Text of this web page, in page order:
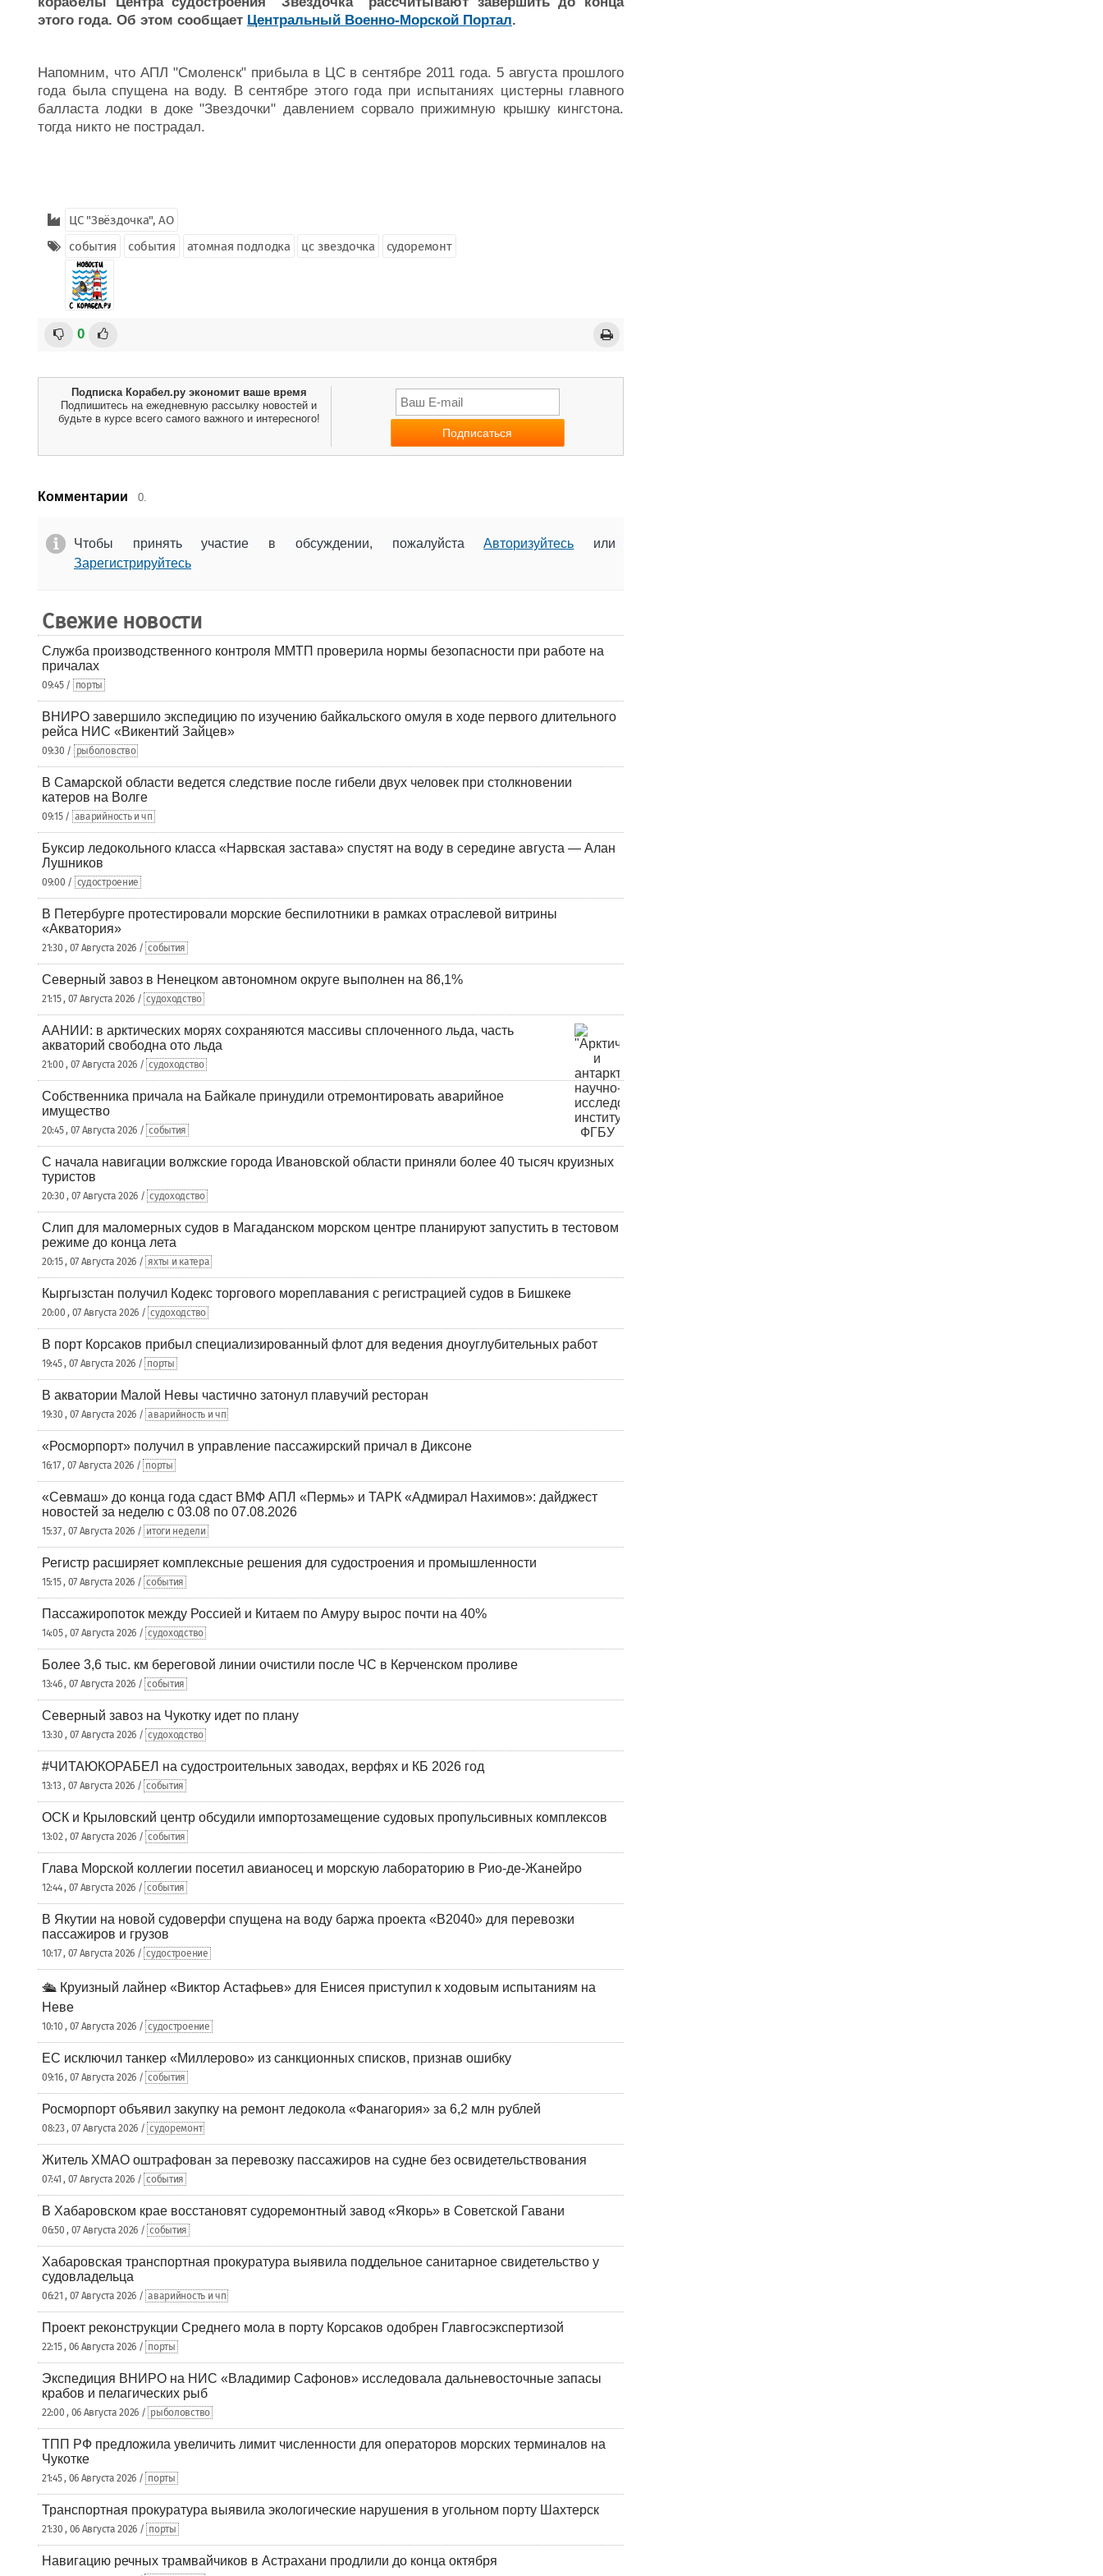
этого года. Об этом сообщает Центральный Военно-Морской Портал.
Напомним, что АПЛ "Смоленск" прибыла в ЦС в сентябре 2011 года. 5 августа прошлого
года была спущена на воду. В сентябре этого года при испытаниях цистерны главного
балласта лодки в доке "Звездочки" давлением сорвало прижимную крышку кингстона.
тогда никто не пострадал.
ЦС "Звёздочка", АО
события
события атомная подлодка цс звездочка судоремонт
0
Подписка Корабел.ру экономит ваше время
Подпишитесь на ежедневную рассылку новостей и
будьте в курсе всего самого важного и интересного!
Комментарии 0.
Чтобы принять участие в обсуждении, пожалуйстаАвторизуйтесь или
Зарегистрируйтесь
Свежие новости
Служба производственного контроля ММТП проверила нормы безопасности при работе на
причалах
09:45 / порты
ВНИРО завершило экспедицию по изучению байкальского омуля в ходе первого длительного
рейса НИС «Викентий Зайцев»
09:30 / рыболовство
В Самарской области ведется следствие после гибели двух человек при столкновении
катеров на Волге
09:15 / аварийность и чп
Буксир ледокольного класса «Нарвская застава» спустят на воду в середине августа — Алан
Лушников
09:00 / судостроение
В Петербурге протестировали морские беспилотники в рамках отраслевой витрины
«Акватория»
21:30 , 07 Августа 2026 / события
Северный завоз в Ненецком автономном округе выполнен на 86,1%
21:15 , 07 Августа 2026 / судоходство
ААНИИ: в арктических морях сохраняются массивы сплоченного льда, часть
акваторий свободна ото льда
21:00 , 07 Августа 2026 / судоходство
Собственника причала на Байкале принудили отремонтировать аварийное
имущество
20:45 , 07 Августа 2026 / события
С начала навигации волжские города Ивановской области приняли более 40 тысяч круизных
туристов
20:30 , 07 Августа 2026 / судоходство
Слип для маломерных судов в Магаданском морском центре планируют запустить в тестовом
режиме до конца лета
20:15 , 07 Августа 2026 / яхты и катера
Кыргызстан получил Кодекс торгового мореплавания с регистрацией судов в Бишкеке
20:00 , 07 Августа 2026 / судоходство
В порт Корсаков прибыл специализированный флот для ведения дноуглубительных работ
19:45 , 07 Августа 2026 / порты
В акватории Малой Невы частично затонул плавучий ресторан
19:30 , 07 Августа 2026 / аварийность и чп
«Росморпорт» получил в управление пассажирский причал в Диксоне
16:17 , 07 Августа 2026 / порты
«Севмаш» до конца года сдаст ВМФ АПЛ «Пермь» и ТАРК «Адмирал Нахимов»: дайджест
новостей за неделю с 03.08 по 07.08.2026
15:37 , 07 Августа 2026 / итоги недели
Регистр расширяет комплексные решения для судостроения и промышленности
15:15 , 07 Августа 2026 / события
Пассажиропоток между Россией и Китаем по Амуру вырос почти на 40%
14:05 , 07 Августа 2026 / судоходство
Более 3,6 тыс. км береговой линии очистили после ЧС в Керченском проливе
13:46 , 07 Августа 2026 / события
Северный завоз на Чукотку идет по плану
13:30 , 07 Августа 2026 / судоходство
#ЧИТАЮКОРАБЕЛ на судостроительных заводах, верфях и КБ 2026 год
13:13 , 07 Августа 2026 / события
ОСК и Крыловский центр обсудили импортозамещение судовых пропульсивных комплексов
13:02 , 07 Августа 2026 / события
Глава Морской коллегии посетил авианосец и морскую лабораторию в Рио-де-Жанейро
12:44 , 07 Августа 2026 / события
В Якутии на новой судоверфи спущена на воду баржа проекта «В2040» для перевозки
пассажиров и грузов
10:17 , 07 Августа 2026 / судостроение
🛳️ Круизный лайнер «Виктор Астафьев» для Енисея приступил к ходовым испытаниям на
Неве
10:10 , 07 Августа 2026 / судостроение
ЕС исключил танкер «Миллерово» из санкционных списков, признав ошибку
09:16 , 07 Августа 2026 / события
Росморпорт объявил закупку на ремонт ледокола «Фанагория» за 6,2 млн рублей
08:23 , 07 Августа 2026 / судоремонт
Житель ХМАО оштрафован за перевозку пассажиров на судне без освидетельствования
07:41 , 07 Августа 2026 / события
В Хабаровском крае восстановят судоремонтный завод «Якорь» в Советской Гавани
06:50 , 07 Августа 2026 / события
Хабаровская транспортная прокуратура выявила поддельное санитарное свидетельство у
судовладельца
06:21 , 07 Августа 2026 / аварийность и чп
Проект реконструкции Среднего мола в порту Корсаков одобрен Главгосэкспертизой
22:15 , 06 Августа 2026 / порты
Экспедиция ВНИРО на НИС «Владимир Сафонов» исследовала дальневосточные запасы
крабов и пелагических рыб
22:00 , 06 Августа 2026 / рыболовство
ТПП РФ предложила увеличить лимит численности для операторов морских терминалов на
Чукотке
21:45 , 06 Августа 2026 / порты
Транспортная прокуратура выявила экологические нарушения в угольном порту Шахтерск
21:30 , 06 Августа 2026 / порты
Навигацию речных трамвайчиков в Астрахани продлили до конца октября